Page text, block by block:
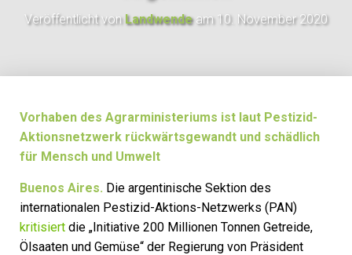
M
Veröffentlicht vonLandwendeam 10. November 2020
Vorhaben des Agrarministeriums ist laut Pestizid-
Aktionsnetzwerk rückwärtsgewandt und schädlich
für Mensch und Umwelt
Buenos Aires. Die argentinische Sektion des
internationalen Pestizid-Aktions-Netzwerks (PAN)
kritisiert die „Initiative 200 Millionen Tonnen Getreide,
Ölsaaten und Gemüse“ der Regierung von Präsident